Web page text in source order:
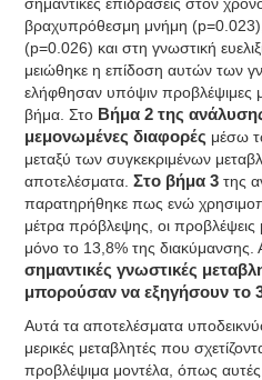
βραχυπρόθεσμη μνήμη
(p=0.026) και στη γνωστική
μειώθηκε η επίδοση αυτών των
ελήφθησαν υπόψιν προβλέψιμες
βήμα. Στο Βήμα 2 της
μεμονωμένες διαφορές μέσω
μεταξύ των συγκεκριμένων
αποτελέσματα.Στο βήμα 3της
παρατηρήθηκε πως ενώ
μέτρα πρόβλεψης, οι
μόνο το 13,8% της διακύμανσης.
σημαντικές γνωστικές
μπορούσαν να εξηγήσουν το
Αυτά τα αποτελέσματα
μερικές μεταβλητές που
προβλέψιμα μοντέλα, όπως